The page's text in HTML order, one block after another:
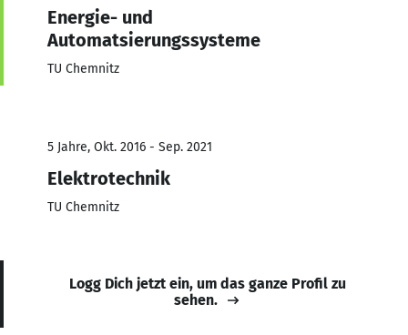
Energie- und
Automatsierungssysteme
TU Chemnitz
5 Jahre, Okt. 2016 - Sep. 2021
Elektrotechnik
TU Chemnitz
Logg Dich jetzt ein, um das ganze Profil zu
sehen.